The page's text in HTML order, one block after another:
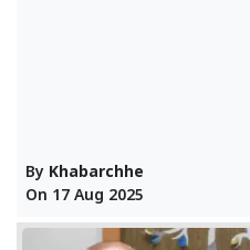
By Khabarchhe
On 17 Aug 2025